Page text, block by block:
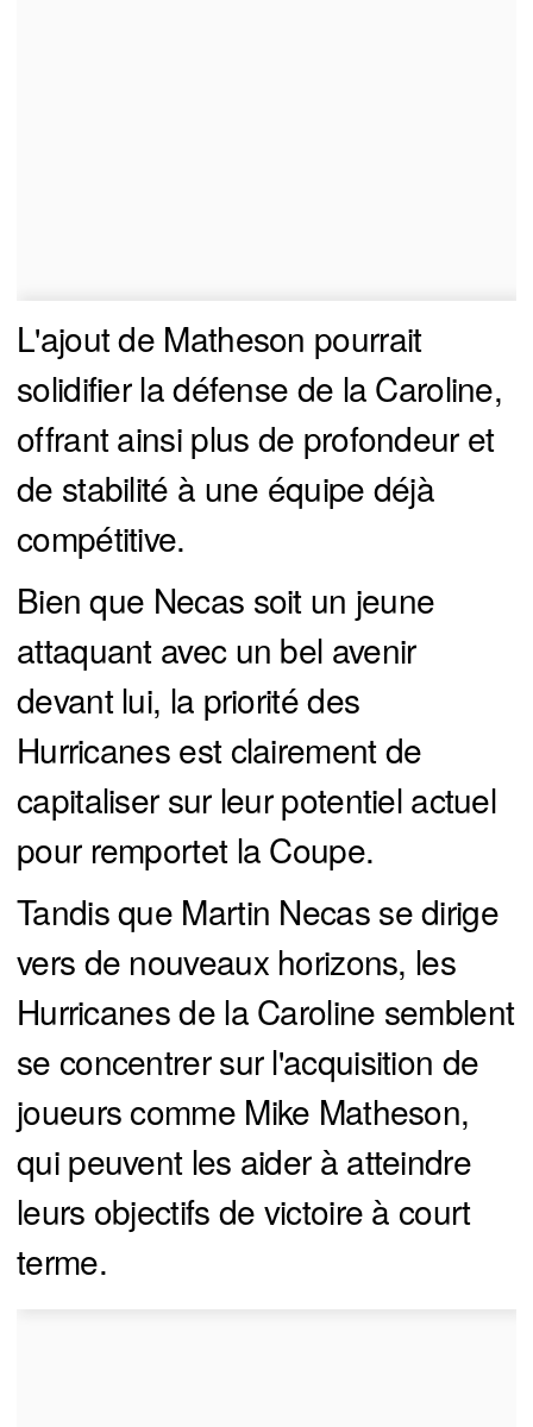
L'ajout de Matheson pourrait
solidifier la défense de la Caroline,
offrant ainsi plus de profondeur et
de stabilité à une équipe déjà
compétitive.
Bien que Necas soit un jeune
attaquant avec un bel avenir
devant lui, la priorité des
Hurricanes est clairement de
capitaliser sur leur potentiel actuel
pour remportet la Coupe.
Tandis que Martin Necas se dirige
vers de nouveaux horizons, les
Hurricanes de la Caroline semblent
se concentrer sur l'acquisition de
joueurs comme Mike Matheson,
qui peuvent les aider à atteindre
leurs objectifs de victoire à court
terme.